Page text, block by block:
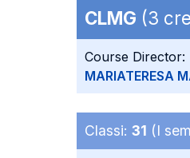
CLMG (3
Course Director:
MARIATERESA
Classi: 31 (I